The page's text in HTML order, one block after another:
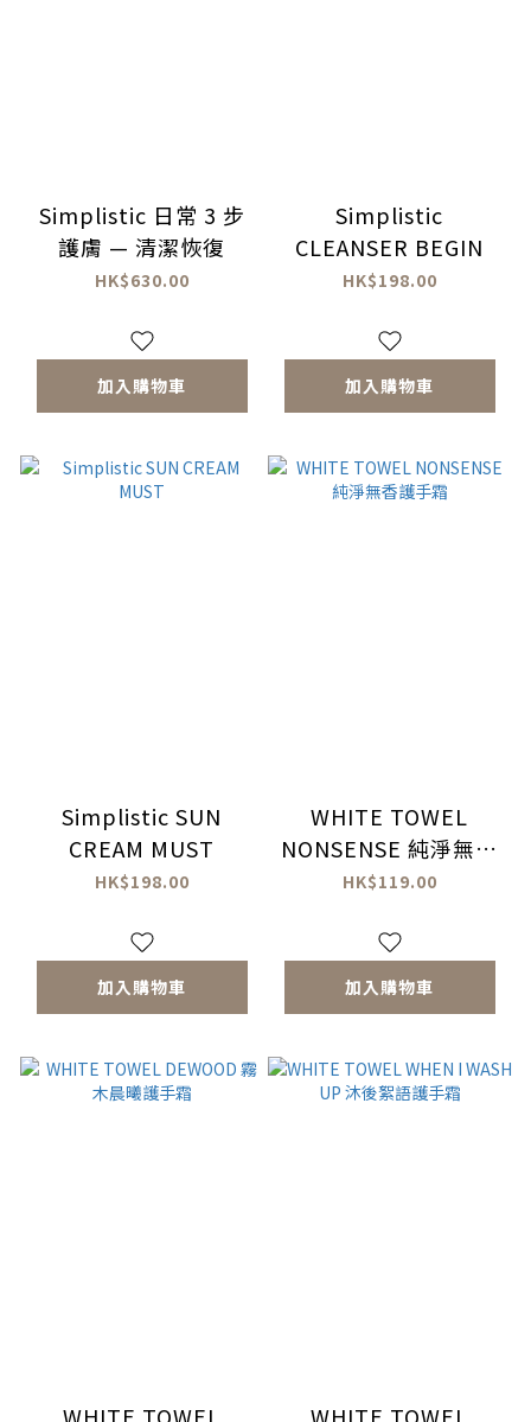
Simplistic 日常 3 步
護膚 — 清潔恢復
HK$630.00
加入購物車
Simplistic
CLEANSER BEGIN
HK$198.00
加入購物車
Simplistic SUN
CREAM MUST
HK$198.00
加入購物車
WHITE TOWEL
NONSENSE 純淨無香
護手霜
HK$119.00
加入購物車